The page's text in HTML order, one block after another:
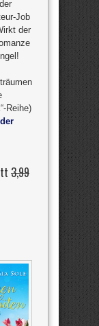
Job
der
Reihe)
3,99